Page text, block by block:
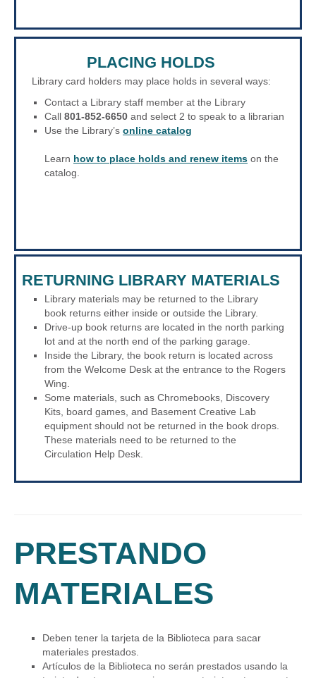
PLACING HOLDS
Library card holders may place holds in several ways:
Contact a Library staff member at the Library
Call 801-852-6650 and select 2 to speak to a librarian
Use the Library’s online catalog
Learn how to place holds and renew items on the
catalog.
RETURNING LIBRARY MATERIALS
Library materials may be returned to the Library
book returns either inside or outside the Library.
Drive-up book returns are located in the north parking
lot and at the north end of the parking garage.
Inside the Library, the book return is located across
from the Welcome Desk at the entrance to the Rogers
Wing.
Some materials, such as Chromebooks, Discovery
Kits, board games, and Basement Creative Lab
equipment should not be returned in the book drops.
These materials need to be returned to the
Circulation Help Desk.
PRESTANDO
MATERIALES
Deben tener la tarjeta de la Biblioteca para sacar
materiales prestados.
Artículos de la Biblioteca no serán prestados usando la